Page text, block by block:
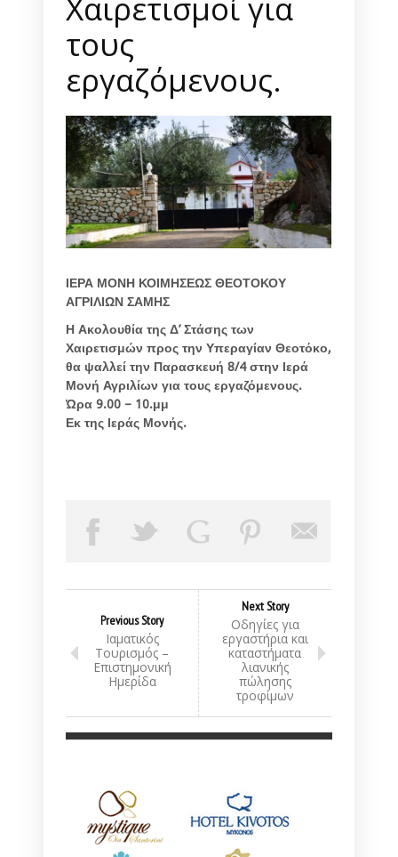
τους
εργαζόμενους.
ΙΕΡΑ ΜΟΝΗ ΚΟΙΜΗΣΕΩΣ ΘΕΟΤΟΚΟΥ
ΑΓΡΙΛΙΩΝ ΣΑΜΗΣ
Η Ακολουθία της Δ’ Στάσης των
Χαιρετισμών προς την Υπεραγίαν Θεοτόκο,
θα ψαλλεί την Παρασκευή 8/4 στην Ιερά
Μονή Αγριλίων για τους εργαζόμενους.
Ώρα 9.00 – 10.μμ
Εκ της Ιεράς Μονής.
Previous Story
Ιαματικός
Τουρισμός –
Επιστημονική
Ημερίδα
Next Story
Οδηγίες για
εργαστήρια και
καταστήματα
λιανικής
πώλησης
τροφίμων